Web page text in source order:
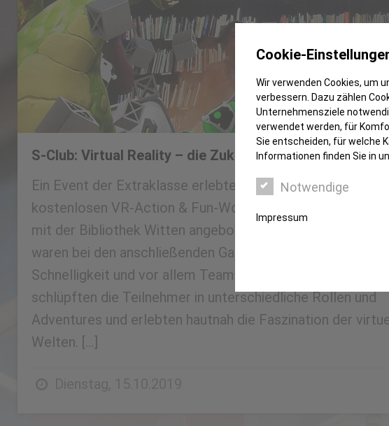
S-Club: Virtual Reality – die Zukunft beginnt jetzt!
Ein Event der Extraklasse erlebten einige S-Clubber beim
kostenlosen VR-Action & Fun-Workshop, der in
mit der Bibliothek Witten angeboten wurde. Im virtuellen
waren bei den anschließenden Games Geschicklichkeit,
Schnelligkeit und vor allem Teamgeist gefragt. Drei
schlüpften die Teilnehmer in unterschiedliche Rollen und
Adventures und erlebten hautnah die Faszination der
Welten. […]
Cookie-
Wir verwenden Cookies, um
verbessern. Dazu zählen
Unternehmensziele
verwendet werden, für
Sie entscheiden, für welche
Informationen finden Sie in
Notwendige
Impressum